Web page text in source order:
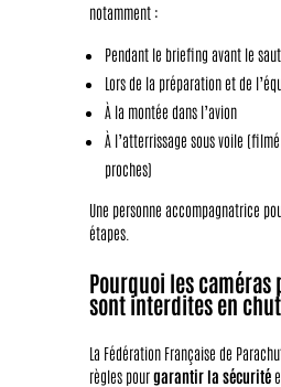
notamment :
Pendant le briefing avant le saut
Lors de la préparation et de
À la montée dans l’avion
À l’atterrissage sous voile
proches)
Une personne accompagnatrice
étapes.
Pourquoi les caméras
sont interdites en
La Fédération Française de
règles pourgarantir la sécurité